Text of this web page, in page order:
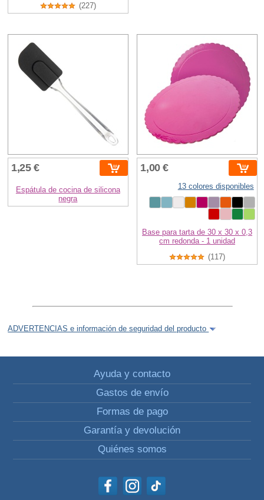
(227)
1,25 €
Espátula de cocina de silicona
negra
1,00 €
13 colores disponibles
Base para tarta de 30 x 30 x 0,3
cm redonda - 1 unidad
(117)
ADVERTENCIAS e información de seguridad del producto
Ayuda y contacto
Gastos de envío
Formas de pago
Garantía y devolución
Quiénes somos